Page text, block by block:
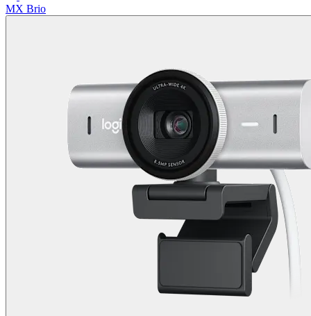
MX Brio